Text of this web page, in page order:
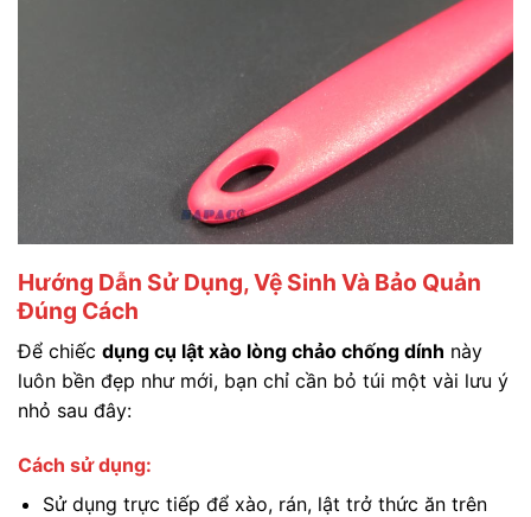
Hướng Dẫn Sử Dụng, Vệ Sinh Và Bảo Quản
Đúng Cách
Để chiếc dụng cụ lật xào lòng chảo chống dính này
luôn bền đẹp như mới, bạn chỉ cần bỏ túi một vài lưu ý
nhỏ sau đây:
Cách sử dụng:
Sử dụng trực tiếp để xào, rán, lật trở thức ăn trên